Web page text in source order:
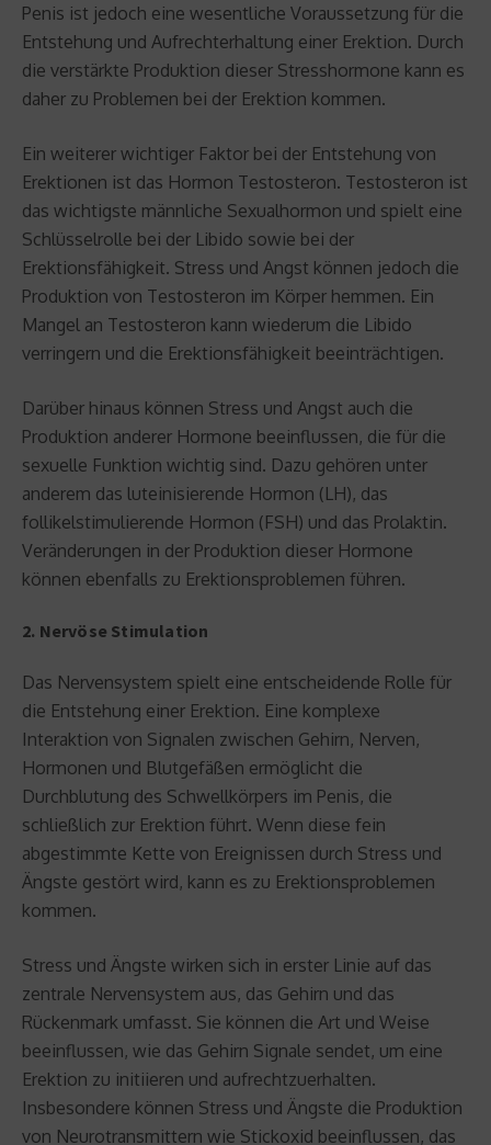
Penis ist jedoch eine wesentliche Voraussetzung für die
Entstehung und Aufrechterhaltung einer Erektion. Durch
die verstärkte Produktion dieser Stresshormone kann es
daher zu Problemen bei der Erektion kommen.
Ein weiterer wichtiger Faktor bei der Entstehung von
Erektionen ist das Hormon Testosteron. Testosteron ist
das wichtigste männliche Sexualhormon und spielt eine
Schlüsselrolle bei der Libido sowie bei der
Erektionsfähigkeit. Stress und Angst können jedoch die
Produktion von Testosteron im Körper hemmen. Ein
Mangel an Testosteron kann wiederum die Libido
verringern und die Erektionsfähigkeit beeinträchtigen.
Darüber hinaus können Stress und Angst auch die
Produktion anderer Hormone beeinflussen, die für die
sexuelle Funktion wichtig sind. Dazu gehören unter
anderem das luteinisierende Hormon (LH), das
follikelstimulierende Hormon (FSH) und das Prolaktin.
Veränderungen in der Produktion dieser Hormone
können ebenfalls zu Erektionsproblemen führen.
2. Nervöse Stimulation
Das Nervensystem spielt eine entscheidende Rolle für
die Entstehung einer Erektion. Eine komplexe
Interaktion von Signalen zwischen Gehirn, Nerven,
Hormonen und Blutgefäßen ermöglicht die
Durchblutung des Schwellkörpers im Penis, die
schließlich zur Erektion führt. Wenn diese fein
abgestimmte Kette von Ereignissen durch Stress und
Ängste gestört wird, kann es zu Erektionsproblemen
kommen.
Stress und Ängste wirken sich in erster Linie auf das
zentrale Nervensystem aus, das Gehirn und das
Rückenmark umfasst. Sie können die Art und Weise
beeinflussen, wie das Gehirn Signale sendet, um eine
Erektion zu initiieren und aufrechtzuerhalten.
Insbesondere können Stress und Ängste die Produktion
von Neurotransmittern wie Stickoxid beeinflussen, das